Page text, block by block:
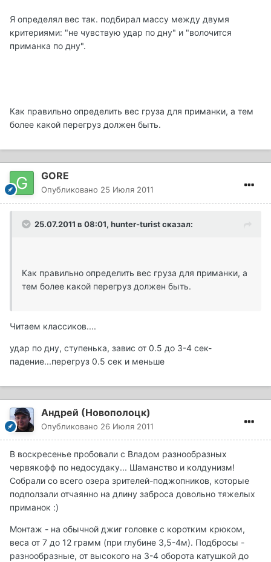
Я определял вес так. подбирал массу между двумя
критериями: "не чувствую удар по дну" и "волочится
приманка по дну".
Как правильно определить вес груза для приманки, а тем
более какой перегруз должен быть.
GORE
Опубликовано 25 Июля 2011
25.07.2011 в 08:01, hunter-turist сказал:
Как правильно определить вес груза для приманки, а
тем более какой перегруз должен быть.
Читаем классиков....
удар по дну, ступенька, завис от 0.5 до 3-4 сек-
падение...перегруз 0.5 сек и меньше
Андрей (Новополоцк)
Опубликовано 26 Июля 2011
В воскресенье пробовали с Владом разнообразных
червякофф по недосудаку... Шаманство и колдунизм!
Собрали со всего озера зрителей-поджопников, которые
подползали отчаянно на длину заброса довольно тяжелых
приманок :)
Монтаж - на обычной джиг головке с коротким крюком,
веса от 7 до 12 грамм (при глубине 3,5-4м). Подбросы -
разнообразные, от высокого на 3-4 оборота катушкой до